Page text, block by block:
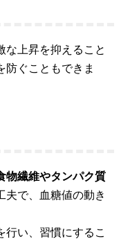
な上昇を抑えること
防ぐこともできま
物繊維やタンパク質
夫で、血糖値の動き
行い、習慣にするこ